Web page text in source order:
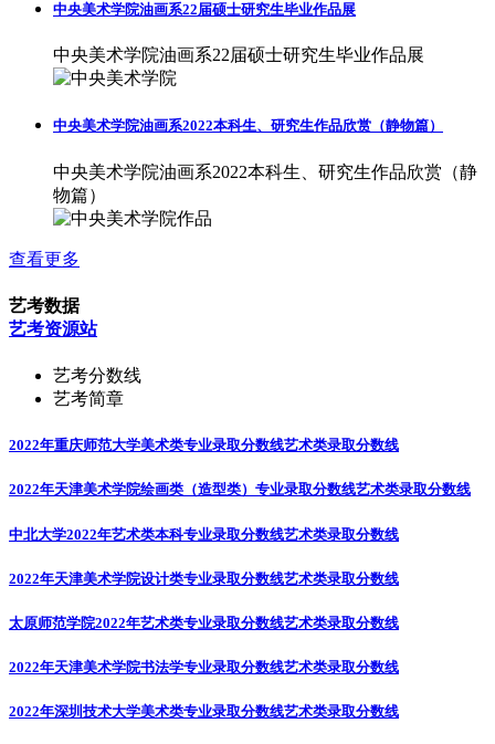
中央美术学院油画系22届硕士研究生毕业作品展
中央美术学院油画系22届硕士研究生毕业作品展
中央美术学院油画系2022本科生、研究生作品欣赏（静物篇）
中央美术学院油画系2022本科生、研究生作品欣赏（静
物篇）
查看更多
艺考数据
艺考资源站
艺考分数线
艺考简章
2022年重庆师范大学美术类专业录取分数线艺术类录取分数线
2022年天津美术学院绘画类（造型类）专业录取分数线艺术类录取分数线
中北大学2022年艺术类本科专业录取分数线艺术类录取分数线
2022年天津美术学院设计类专业录取分数线艺术类录取分数线
太原师范学院2022年艺术类专业录取分数线艺术类录取分数线
2022年天津美术学院书法学专业录取分数线艺术类录取分数线
2022年深圳技术大学美术类专业录取分数线艺术类录取分数线